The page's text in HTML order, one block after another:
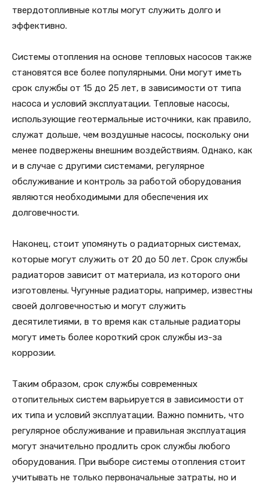
твердотопливные котлы могут служить долго и
эффективно.
Системы отопления на основе тепловых насосов также
становятся все более популярными. Они могут иметь
срок службы от 15 до 25 лет, в зависимости от типа
насоса и условий эксплуатации. Тепловые насосы,
использующие геотермальные источники, как правило,
служат дольше, чем воздушные насосы, поскольку они
менее подвержены внешним воздействиям. Однако, как
и в случае с другими системами, регулярное
обслуживание и контроль за работой оборудования
являются необходимыми для обеспечения их
долговечности.
Наконец, стоит упомянуть о радиаторных системах,
которые могут служить от 20 до 50 лет. Срок службы
радиаторов зависит от материала, из которого они
изготовлены. Чугунные радиаторы, например, известны
своей долговечностью и могут служить
десятилетиями, в то время как стальные радиаторы
могут иметь более короткий срок службы из-за
коррозии.
Таким образом, срок службы современных
отопительных систем варьируется в зависимости от
их типа и условий эксплуатации. Важно помнить, что
регулярное обслуживание и правильная эксплуатация
могут значительно продлить срок службы любого
оборудования. При выборе системы отопления стоит
учитывать не только первоначальные затраты, но и